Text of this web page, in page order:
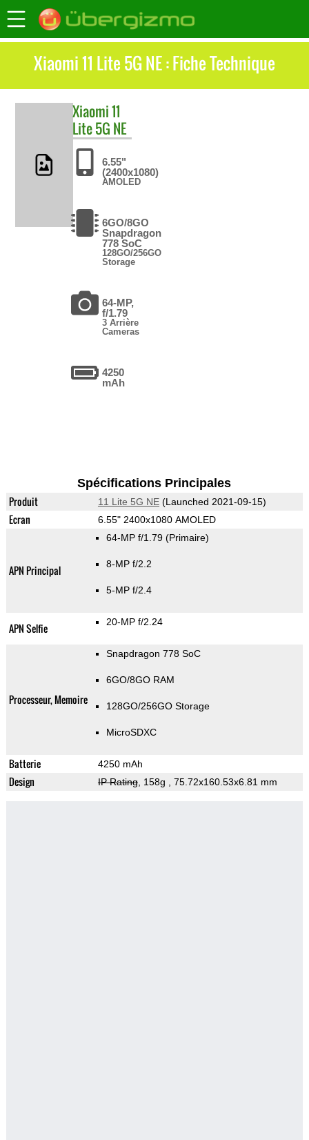
Xiaomi 11 Lite 5G NE : Fiche Technique
Xiaomi11
Lite 5G NE
6.55"
(2400x1080)
AMOLED
6GO/8GO
Snapdragon
778 SoC
128GO/256GO
Storage
64-MP,
f/1.79
3 Arrière
Cameras
4250
mAh
Spécifications Principales
Produit 11 Lite 5G NE(Launched 2021-09-15)
Ecran 6.55" 2400x1080 AMOLED
APN Principal
64-MP f/1.79 (Primaire)
8-MP f/2.2
5-MP f/2.4
APN Selfie 20-MP f/2.24
Processeur, Memoire
Snapdragon 778 SoC
6GO/8GO RAM
128GO/256GO Storage
MicroSDXC
Batterie 4250 mAh
Design IP Rating, 158g , 75.72x160.53x6.81 mm